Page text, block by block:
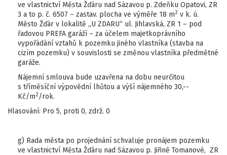
ve vlastnictví Města Žďáru nad Sázavou p. Zdeňku Opatovi, ZR
3 a to p. č. 6507 – zastav. plocha ve výměře 18 m2 v k. ú.
Město Žďár v lokalitě „U ZDARU“ ul. Jihlavská, ZR 1 – pod
řadovou PREFA garáží – za účelem majetkoprávního
vypořádání vztahů k pozemku jiného vlastníka (stavba na
cizím pozemku) v souvislosti se změnou vlastníka předmětné
garáže.
Nájemní smlouva bude uzavřena na dobu neurčitou
s tříměsíční výpovědní lhůtou a výší nájemného 30,--
Kč/m2 /rok.
Hlasování: Pro 5, proti 0, zdrž. 0
g) Rada města po projednání schvaluje pronájem pozemku
ve vlastnictví Města Žďáru nad Sázavou p. Jiřině Tomanové, ZR